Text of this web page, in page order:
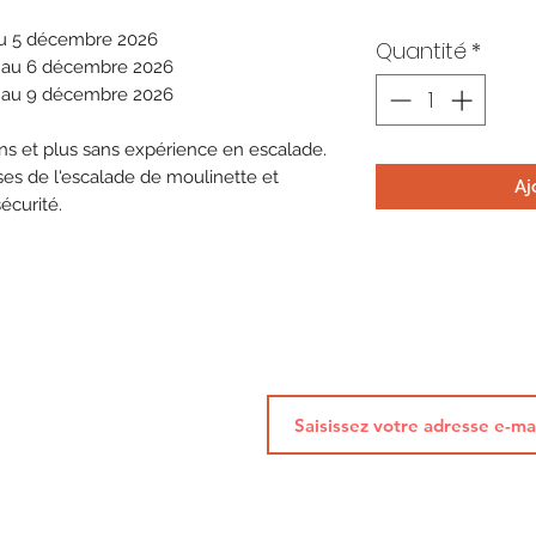
5 décembre 2026
6 décembre 2026
9 décembre 2026
et plus sans expérience en escalade.
de l'escalade de moulinette et
Quantité *